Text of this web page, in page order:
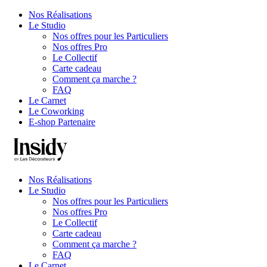
Nos Réalisations
Le Studio
Nos offres pour les Particuliers
Nos offres Pro
Le Collectif
Carte cadeau
Comment ça marche ?
FAQ
Le Carnet
Le Coworking
E-shop Partenaire
Nos Réalisations
Le Studio
Nos offres pour les Particuliers
Nos offres Pro
Le Collectif
Carte cadeau
Comment ça marche ?
FAQ